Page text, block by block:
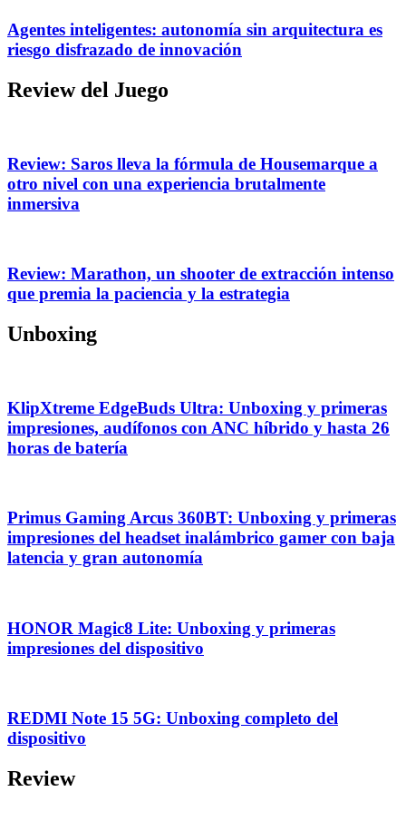
Agentes inteligentes: autonomía sin arquitectura es
riesgo disfrazado de innovación
Review del Juego
Review: Saros lleva la fórmula de Housemarque a
otro nivel con una experiencia brutalmente
inmersiva
Review: Marathon, un shooter de extracción intenso
que premia la paciencia y la estrategia
Unboxing
KlipXtreme EdgeBuds Ultra: Unboxing y primeras
impresiones, audífonos con ANC híbrido y hasta 26
horas de batería
Primus Gaming Arcus 360BT: Unboxing y primeras
impresiones del headset inalámbrico gamer con baja
latencia y gran autonomía
HONOR Magic8 Lite: Unboxing y primeras
impresiones del dispositivo
REDMI Note 15 5G: Unboxing completo del
dispositivo
Review